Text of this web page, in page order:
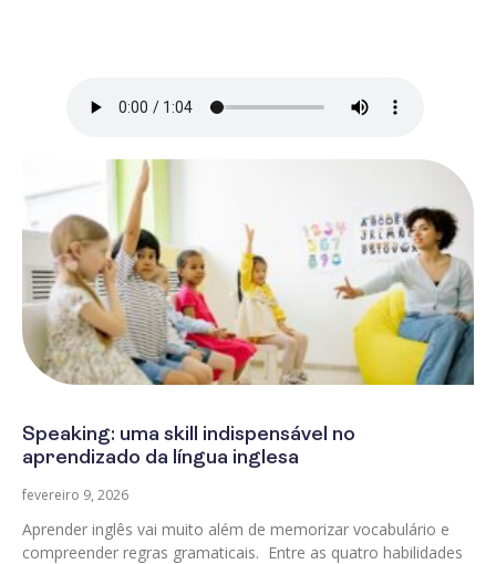
Speaking: uma skill indispensável no
aprendizado da língua inglesa
fevereiro 9, 2026
Aprender inglês vai muito além de memorizar vocabulário e
compreender regras gramaticais. Entre as quatro habilidades